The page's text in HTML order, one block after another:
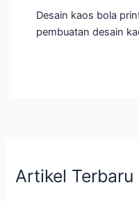
Desain kaos bola
pembuatan desain
Artikel Terbaru